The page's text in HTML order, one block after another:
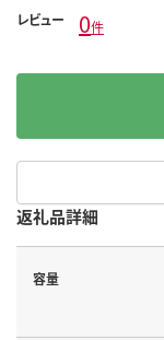
レビュー 0件
返礼品詳細
容量